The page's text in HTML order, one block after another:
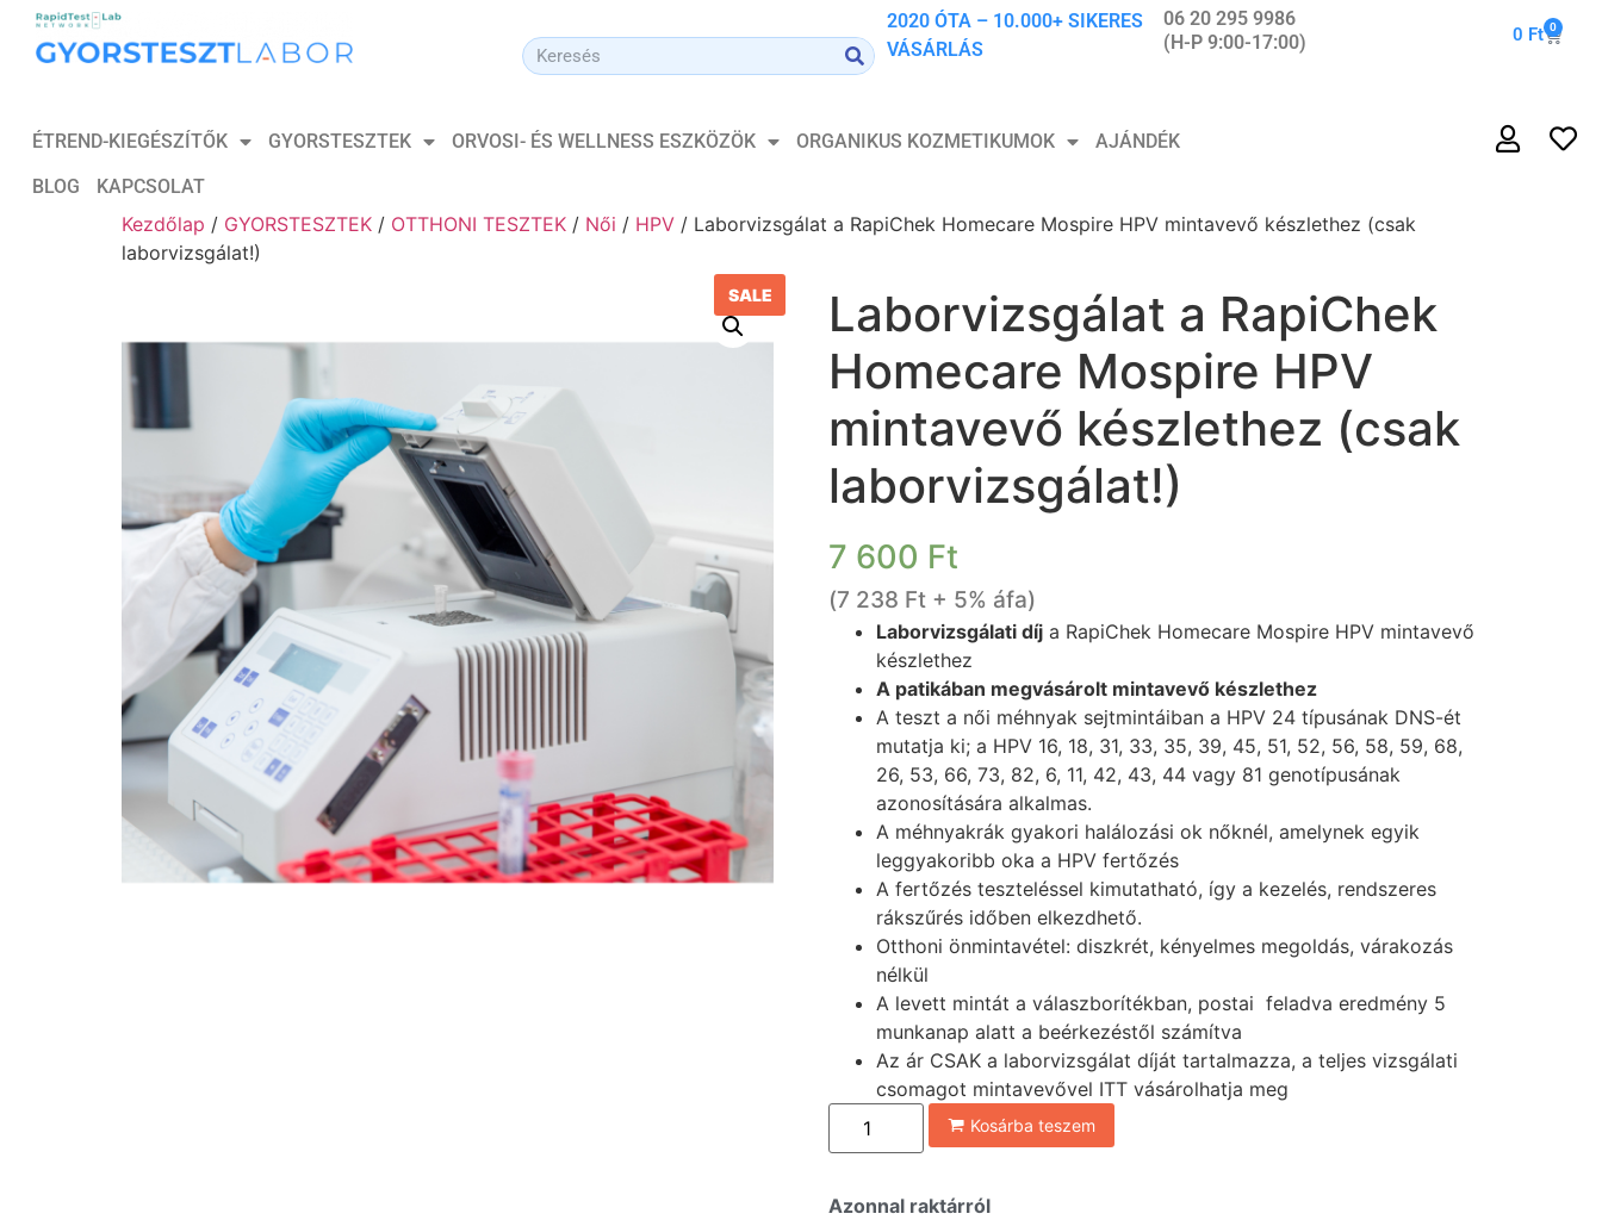
2020 ÓTA – 10.000+ SIKERES
VÁSÁRLÁS
06 20 295 9986
(H-P 9:00-17:00)
0 Ft 0
ÉTREND-KIEGÉSZÍTŐK GYORSTESZTEK ORVOSI- ÉS WELLNESS ESZKÖZÖK ORGANIKUS KOZMETIKUMOK
AJÁNDÉK
BLOG
KAPCSOLAT
Kezdőlap / GYORSTESZTEK / OTTHONI TESZTEK / Női / HPV / Laborvizsgálat a RapiChek Homecare Mospire HPV mintavevő készlethez (csak
laborvizsgálat!)
SALE
Laborvizsgálat a RapiChek
Homecare Mospire HPV
mintavevő készlethez (csak
laborvizsgálat!)
7 600 Ft
(7 238 Ft+ 5% áfa)
Laborvizsgálati díja RapiChek Homecare Mospire HPV mintavevő
készlethez
A patikában megvásárolt mintavevő készlethez
A teszt a női méhnyak sejtmintáiban a HPV 24 típusának DNS-ét
mutatja ki; a HPV 16, 18, 31, 33, 35, 39, 45, 51, 52, 56, 58, 59, 68,
26, 53, 66, 73, 82, 6, 11, 42, 43, 44 vagy 81 genotípusának
azonosítására alkalmas.
A méhnyakrák gyakori halálozási ok nőknél, amelynek egyik
leggyakoribb oka a HPV fertőzés
A fertőzés teszteléssel kimutatható, így a kezelés, rendszeres
rákszűrés időben elkezdhető.
Otthoni önmintavétel: diszkrét, kényelmes megoldás, várakozás
nélkül
A levett mintát a válaszborítékban, postai feladva eredmény 5
munkanap alatt a beérkezéstől számítva
Az ár CSAK a laborvizsgálat díját tartalmazza, a teljes vizsgálati
csomagot mintavevővel ITT vásárolhatja meg
Kosárba teszem
Azonnal raktárról